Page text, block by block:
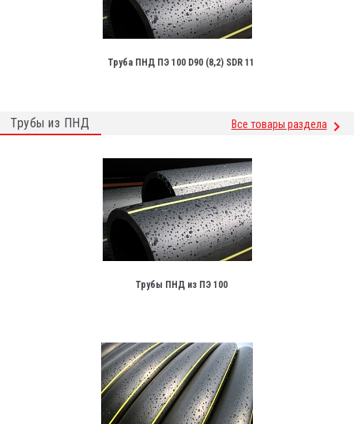
Труба ПНД ПЭ 100 D90 (8,2) SDR 11
Трубы из ПНД Все товары раздела
Трубы ПНД из ПЭ 100